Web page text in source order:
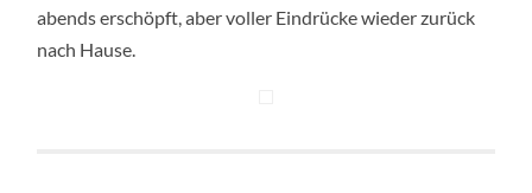
abends erschöpft, aber voller Eindrücke wieder zurück
nach Hause.